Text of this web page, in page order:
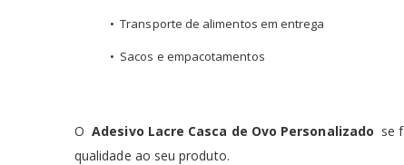
• Transporte de alimentos em entrega
• Sacos e empacotamentos
OAdesivo Lacre Casca de Ovo Personalizado se
qualidade ao seu produto.